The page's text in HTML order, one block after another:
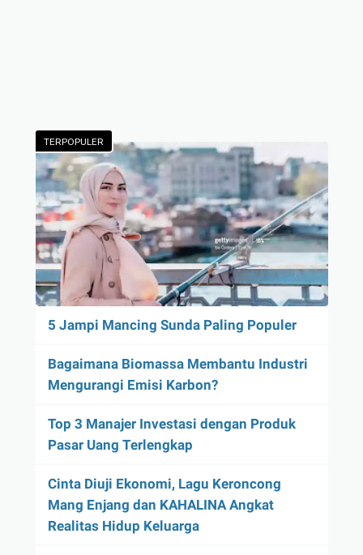
TERPOPULER
5 Jampi Mancing Sunda Paling Populer
Bagaimana Biomassa Membantu Industri
Mengurangi Emisi Karbon?
Top 3 Manajer Investasi dengan Produk
Pasar Uang Terlengkap
Cinta Diuji Ekonomi, Lagu Keroncong
Mang Enjang dan KAHALINA Angkat
Realitas Hidup Keluarga